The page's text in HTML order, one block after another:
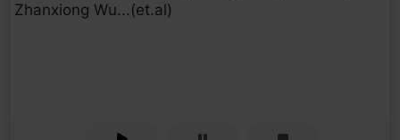
Zhanxiong Wu...(et.al)